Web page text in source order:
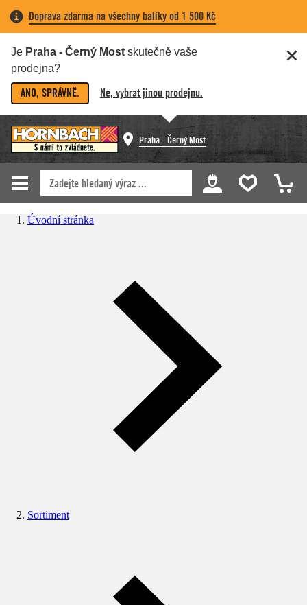
Doprava zdarma na všechny balíky od 1 500 Kč
Je Praha - Černý Most skutečně vaše
prodejna?
ANO, SPRÁVNĚ. Ne, vybrat jinou prodejnu.
Praha - Černý Most
Úvodní stránka
Sortiment